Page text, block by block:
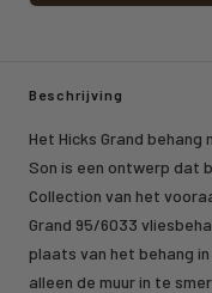
Beschrijving
Het Hicks Grand
Son is een ontwerp dat
Collection van het
Grand 95/6033
plaats van het behang
alleen de muur in te